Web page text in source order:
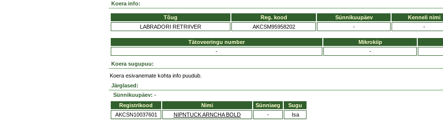
Koera info:
Tõug Reg. kood Sünnikuupäev Kenneli nimi
LABRADORI RETRIIVER
AKCSM95958202 - -
Tätoveeringu number Mikrokiip
-
-
Koera sugupuu:
Koera esivanemate kohta info puudub.
Järglased:
Sünnikuupäev: -
Registrikood
Nimi Sünniaeg
Sugu
AKCSN10037601
NIPNTUCK ARNCHA BOLD -
Isa